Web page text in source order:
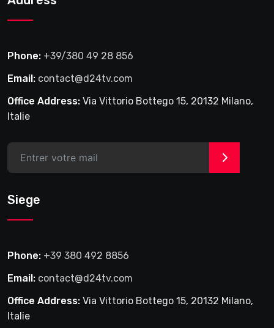
Phone: +39/380 49 28 856
Email: contact@d24tv.com
Office Address: Via Vittorio Bottego 15, 20132 Milano,
Italie
>
Siege
Phone: +39 380 492 8856
Email: contact@d24tv.com
Office Address: Via Vittorio Bottego 15, 20132 Milano,
Italie